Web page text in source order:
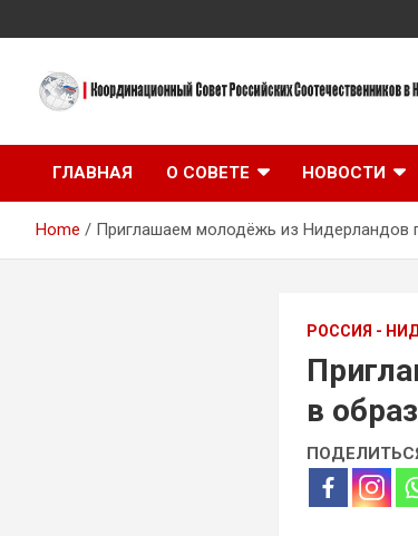
to
Совет
Нидерландах
Нидерландах
ГЛАВНАЯ
О СОВЕТЕ НОВОСТИ
Home Приглашаем молодёжь из Нидерландов
РОССИЯ -
в